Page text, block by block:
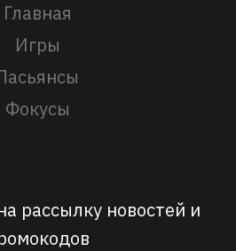
Главная
Игры
Фокусы
рассылку новостей и